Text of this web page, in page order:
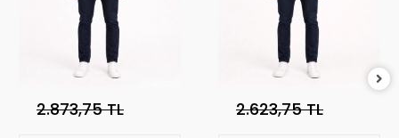
2.873,75 TL 2.623,75 TL